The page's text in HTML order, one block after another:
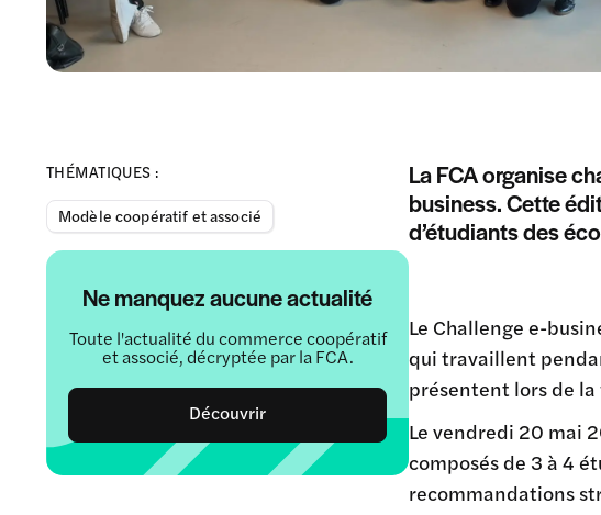
THÉMATIQUES :
Modèle coopératif et associé
Ne manquez aucune actualité
Toute l'actualité du commerce coopératif
et associé, décryptée par la FCA.
Découvrir
La FCA organise
business. Cette
d’étudiants des
Le Challenge e-
qui travaillent
présentent lors de
Le vendredi 20 mai
composés de 3 à 4
recommandations